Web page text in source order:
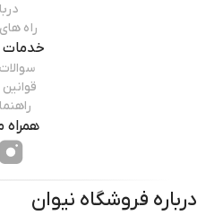
راه
خدمات
همراه
درباره فروشگاه نیوان